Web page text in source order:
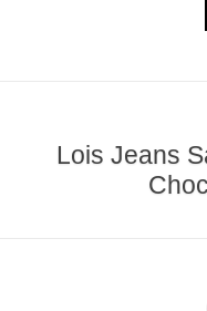
Lois Jeans